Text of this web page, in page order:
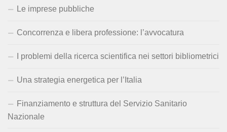
Le imprese pubbliche
Concorrenza e libera professione: l’avvocatura
I problemi della ricerca scientifica nei settori bibliometrici
Una strategia energetica per l’Italia
Finanziamento e struttura del Servizio Sanitario
Nazionale